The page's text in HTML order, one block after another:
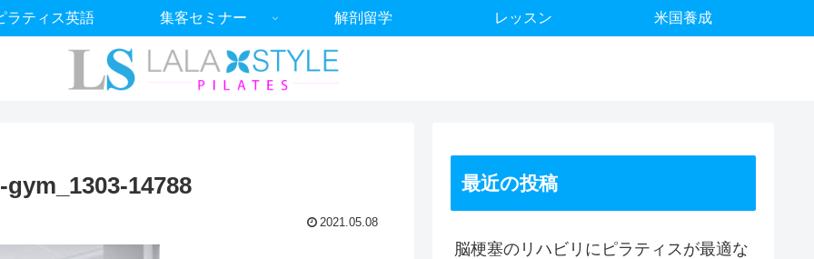
ラティス英語 集客セミナー 解剖留学 レッスン 米国養成
14788
2021.05.08
最近の投稿
脳梗塞のリハビリにピラティスが最適な